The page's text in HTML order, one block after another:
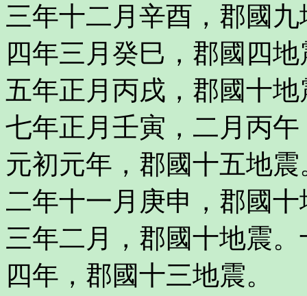
三年十二月辛酉，郡國
四年三月癸巳，郡國四地
五年正月丙戌，郡國十地
七年正月壬寅，二月丙
元初元年，郡國十五地震
二年十一月庚申，郡國十
三年二月，郡國十地震
四年，郡國十三地震。